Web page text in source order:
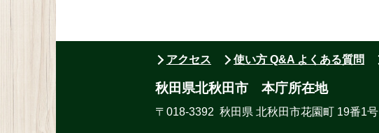
アクセス 使い方 Q&A よくある質問
秋田県北秋田市 本庁所在地
〒018-3392 秋田県 北秋田市花園町 19番1号